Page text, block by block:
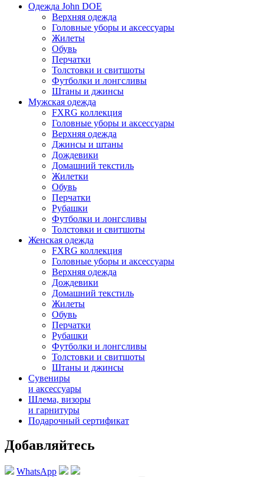
Одежда John DOE
Верхняя одежда
Головные уборы и аксессуары
Жилеты
Обувь
Перчатки
Толстовки и свитшоты
Футболки и лонгсливы
Штаны и джинсы
Мужская одежда
FXRG коллекция
Головные уборы и аксессуары
Верхняя одежда
Джинсы и штаны
Дождевики
Домашний текстиль
Жилетки
Обувь
Перчатки
Рубашки
Футболки и лонгсливы
Толстовки и свитшоты
Женская одежда
FXRG коллекция
Головные уборы и аксессуары
Верхняя одежда
Дождевики
Домашний текстиль
Жилеты
Обувь
Перчатки
Рубашки
Футболки и лонгсливы
Толстовки и свитшоты
Штаны и джинсы
Сувениры
и аксессуары
Шлема, визоры
и гарнитуры
Подарочный сертификат
Добавляйтесь
WhatsApp